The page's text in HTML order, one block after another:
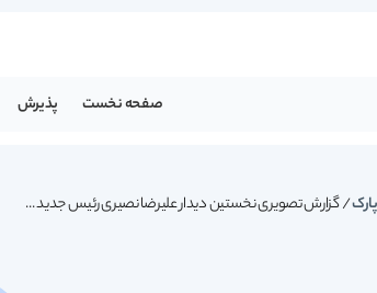
صفحه نخست پذیرش
/گزارش تصویری نخستین دیدار علیرضا نصیری رئیس جدید ...